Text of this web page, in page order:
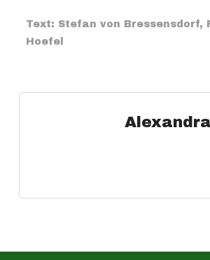
Text: Stefan von Bressensdorf,
Hoefel